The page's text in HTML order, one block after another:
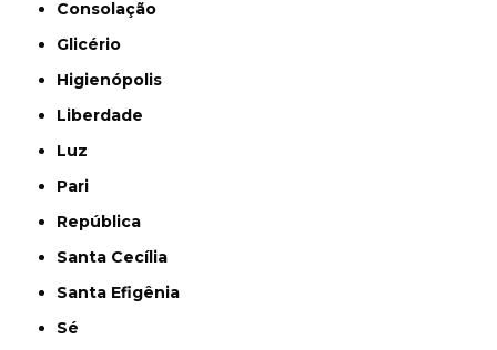
Consolação
Glicério
Higienópolis
Liberdade
Luz
Pari
República
Santa Cecília
Santa Efigênia
Sé